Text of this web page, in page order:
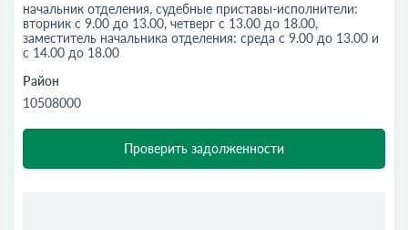
начальник отделения, судебные приставы-исполнители:
вторник с 9.00 до 13.00, четверг с 13.00 до 18.00,
заместитель начальника отделения: среда с 9.00 до 13.00 и
с 14.00 до 18.00
Район
10508000
Проверить задолженности